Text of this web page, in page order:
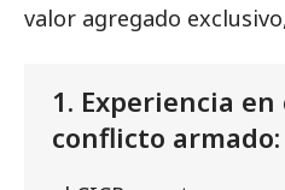
valor agregado
1. Experiencia
conflicto armado: